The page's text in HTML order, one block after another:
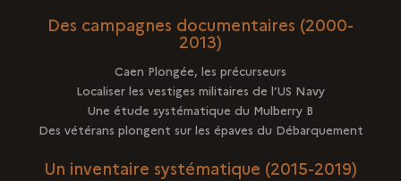
Des campagnes documentaires (2000-
2013)
Caen Plongée, les précurseurs
Localiser les vestiges militaires de l’US Navy
Une étude systématique du Mulberry B
Des vétérans plongent sur les épaves du Débarquement
Un inventaire systématique (2015-2019)